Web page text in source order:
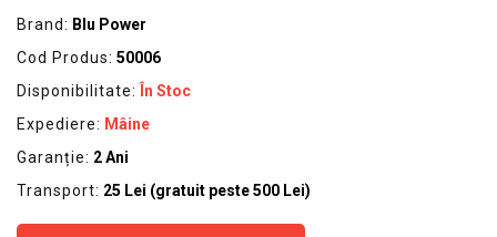
ECHIPAMENTE
PROTECȚIE
FOTOVOLTAICE
Brand: Blu Power
Cod Produs: 50006
Disponibilitate:
În Stoc
Expediere: Mâine
Garanție: 2 Ani
Transport: 25 Lei (gratuit peste 500 Lei)